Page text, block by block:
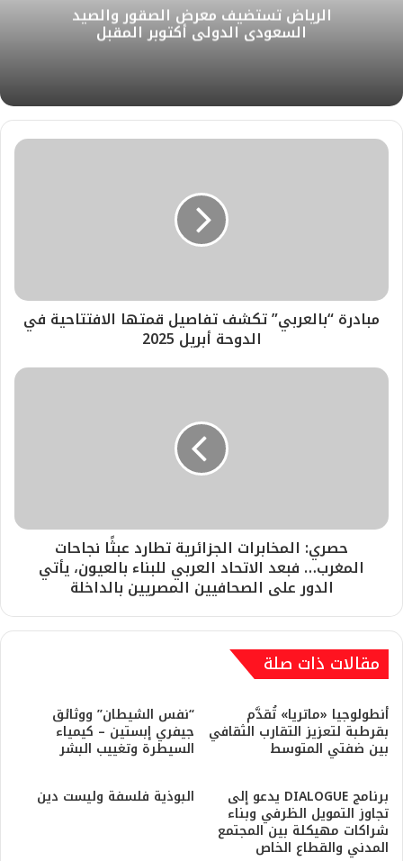
الرياض تستضيف معرض الصقور والصيد
السعودي الدولي أكتوبر المقبل
مبادرة “بالعربي” تكشف تفاصيل قمتها الافتتاحية في
الدوحة أبريل 2025
حصري: المخابرات الجزائرية تطارد عبثًا نجاحات
المغرب… فبعد الاتحاد العربي للبناء بالعيون، يأتي
الدور على الصحافيين المصريين بالداخلة
مقالات ذات صلة
أنطولوجيا «ماتريا» تُقدَّم
بقرطبة لتعزيز التقارب الثقافي
بين ضفتي المتوسط
“نفس الشيطان” ووثائق
جيفري إبستين – كيمياء
السيطرة وتغييب البشر
برنامج DIALOGUE يدعو إلى
تجاوز التمويل الظرفي وبناء
شراكات مهيكلة بين المجتمع
المدني والقطاع الخاص
​البوذية فلسفة وليست دين